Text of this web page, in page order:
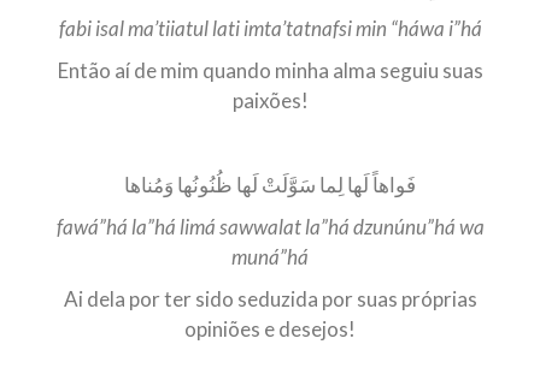
fabi isal ma’tiiatul lati imta’tatnafsi min “háwa i”há
Então aí de mim quando minha alma seguiu suas
paixões!
فَواهاً لَها لِما سَوَّلَتْ لَها ظُنُونُها وَمُناها
fawá”há la”há limá sawwalat la”há dzunúnu”há wa
muná”há
Ai dela por ter sido seduzida por suas próprias
opiniões e desejos!